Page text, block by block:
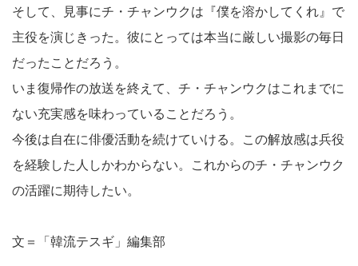
そして、見事にチ・チャンウクは『僕を溶かしてくれ』で
主役を演じきった。彼にとっては本当に厳しい撮影の毎日
だったことだろう。
いま復帰作の放送を終えて、チ・チャンウクはこれまでに
ない充実感を味わっていることだろう。
今後は自在に俳優活動を続けていける。この解放感は兵役
を経験した人しかわからない。これからのチ・チャンウク
の活躍に期待したい。
文＝「韓流テスギ」編集部